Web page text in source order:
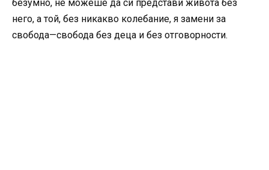
безумно, не можеше да си представи живота без
него, а той, без никакво колебание, я замени за
свобода—свобода без деца и без отговорности.